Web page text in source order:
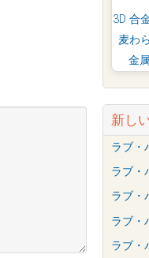
3D 合
麦わ
金
新し
ラブ・
ラブ・
ラブ・
ラブ・
ラブ・